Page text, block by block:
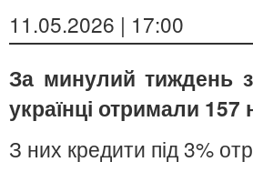
11.05.2026 | 17:00
За минулий тиждень
українці отримали
З них кредити під 3%